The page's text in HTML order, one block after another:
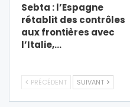
Sebta : l’Espagne
rétablit des contrôles
aux frontières avec
l’Italie,…
PRÉCÉDENT SUIVANT